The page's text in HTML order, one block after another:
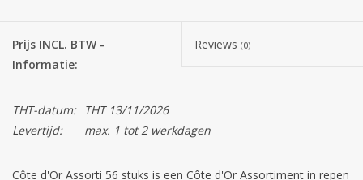
Carnavalssnoep
Merken
Prijs INCL. BTW -
Informatie:
Reviews (0)
THT-datum:
THT 13/11/2026
Levertijd:
max. 1 tot 2 werkdagen
Côte d'Or Assorti 56 stuks is een Côte d'Or Assortiment in repen